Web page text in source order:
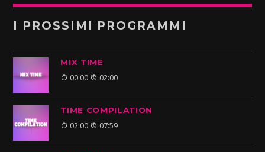
I PROSSIMI PROGRAMMI
MIX TIME
00:00 02:00
TIME COMPILATION
02:00 07:59